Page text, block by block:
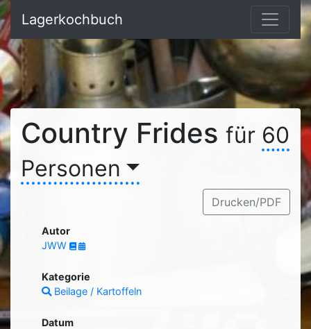
Lagerkochbuch
Country Frides für 60
Personen
Drucken/PDF
Autor
JWW
Kategorie
Beilage / Kartoffeln
Datum